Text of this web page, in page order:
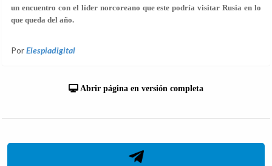
un encuentro con el líder norcoreano que este podría visitar Rusia en lo
que queda del año.
PorElespiadigital
Abrir página en versión completa